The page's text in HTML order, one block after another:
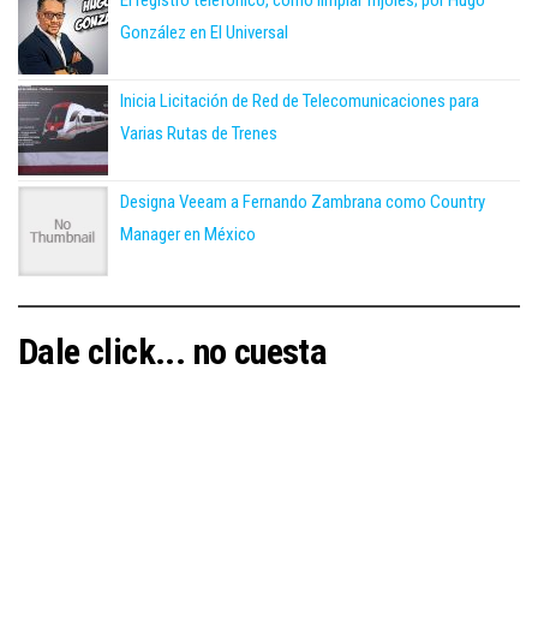
González en El Universal
Inicia Licitación de Red de Telecomunicaciones para
Varias Rutas de Trenes
Designa Veeam a Fernando Zambrana como Country
Manager en México
Dale click... no cuesta